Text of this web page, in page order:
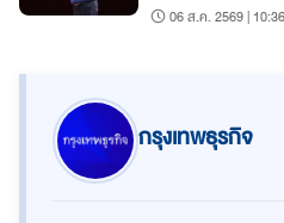
06 ส.ค. 2569 | 10:36
กรุงเทพธุรกิจ